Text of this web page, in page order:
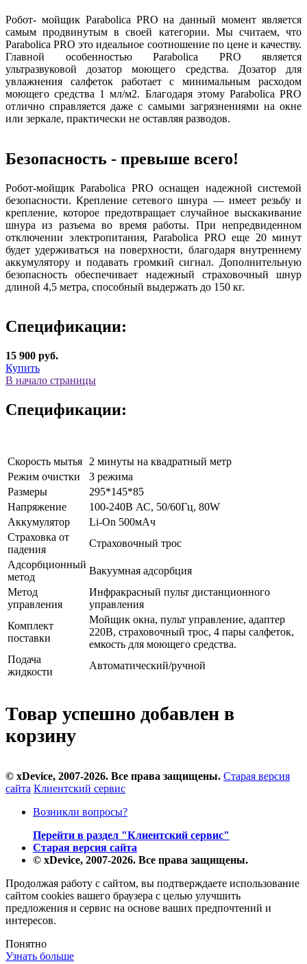
Робот- мойщик Parabolica PRO на данный момент является
самым продвинутым в своей категории. Мы считаем, что
Parabolica PRO это идеальное соотношение по цене и качеству.
Главной особенностью Parabolica PRO является
ультразвуковой дозатор моющего средства. Дозатор для
увлажнения салфеток работает с минимальным расходом
моющего средства 1 мл/м2. Благодаря этому Parabolica PRO
отлично справляется даже с самыми загрязнениями на окне
или зеркале, практически не оставляя разводов.
Безопасность - превыше всего!
Робот-мойщик Parabolica PRO оснащен надежной системой
безопасности. Крепление сетевого шнура — имеет резьбу и
крепление, которое предотвращает случайное выскакивание
шнура из разъема во время работы. При непредвиденном
отключении электропитания, Parabolica PRO еще 20 минут
будет удерживаться на поверхности, благодаря внутреннему
аккумулятору и подавать громкий сигнал. Дополнительную
безопасность обеспечивает надежный страховочный шнур
длиной 4,5 метра, способный выдержать до 150 кг.
Спецификации:
15 900 руб.
Купить
В начало страницы
Спецификации:
Скорость мытья
2 минуты на квадратный метр
Режим очистки
3 режима
Размеры
295*145*85
Напряжение
100-240В АС, 50/60Гц, 80W
Аккумулятор
Li-On 500мАч
Страховка от
падения
Страховочный трос
Адсорбционный
метод
Вакуумная адсорбция
Метод
управления
Инфракрасный пульт дистанционного
управления
Комплект
поставки
Мойщик окна, пульт управление, адаптер
220В, страховочный трос, 4 пары салфеток,
емкость для моющего средства.
Подача
жидкости
Автоматический/ручной
Товар успешно добавлен в
корзину
© xDevice, 2007-2026. Все права защищены. Старая версия
сайта Клиентский сервис
Возникли вопросы?
Перейти в раздел "Клиентский сервис"
Старая версия сайта
© xDevice, 2007-2026. Все права защищены.
Продолжая работу с сайтом, вы подтверждаете использование
сайтом cookies вашего браузера с целью улучшить
предложения и сервис на основе ваших предпочтений и
интересов.
Понятно
Узнать больше